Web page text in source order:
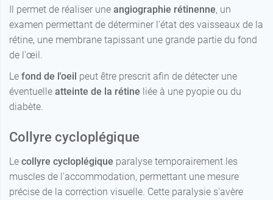
Il permet de réaliser une angiographie rétinenne, un
examen permettant de déterminer l'état des vaisseaux de la
rétine, une membrane tapissant une grande partie du fond
de l'œil.
Le fond de l'oeil peut être prescrit afin de détecter une
éventuelle atteinte de la rétine liée à une pyopie ou du
diabète.
Collyre cycloplégique
Le collyre cycloplégique paralyse temporairement les
muscles de l'accommodation, permettant une mesure
précise de la correction visuelle. Cette paralysie s'avère